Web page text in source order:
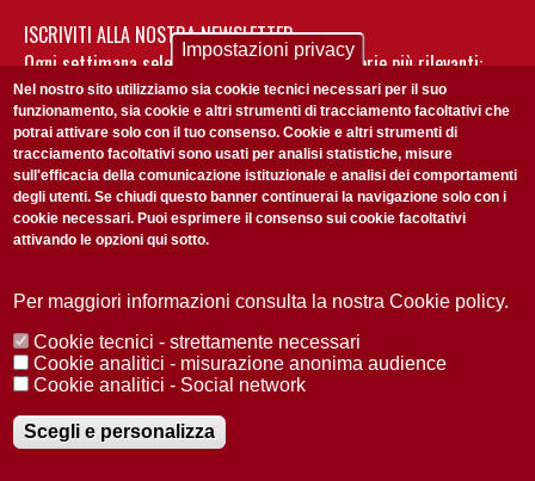
ISCRIVITI ALLA NOSTRA NEWSLETTER
Ogni settimana selezioniamo per te nostre storie più rilevanti:
non perderti gli aggiornamenti della nostra newsletter
Accetto laPrivacy Policy
Redazione Copyright Privacy
Area stampa
© 2025 Università di Padova
Registrazione presso il Tribunale di Padova n. 2097/2012 del 18 giugno
2012
Impostazioni privacy
Nel nostro sito utilizziamo sia cookie tecnici necessari per il suo
funzionamento, sia cookie e altri strumenti di tracciamento facoltativi che
potrai attivare solo con il tuo consenso. Cookie e altri strumenti di
tracciamento facoltativi sono usati per analisi statistiche, misure
sull'efficacia della comunicazione istituzionale e analisi dei comportamenti
degli utenti. Se chiudi questo banner continuerai la navigazione solo con i
cookie necessari. Puoi esprimere il consenso sui cookie facoltativi
attivando le opzioni qui sotto.
Per maggiori informazioni consulta la nostra Cookie policy.
Cookie tecnici - strettamente necessari
Cookie analitici - misurazione anonima audience
Cookie analitici - Social network
Scegli e personalizza